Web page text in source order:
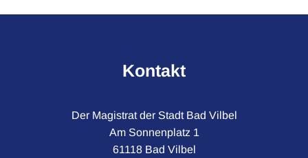
Kontakt
Der Magistrat der Stadt Bad Vilbel
Am Sonnenplatz 1
61118 Bad Vilbel